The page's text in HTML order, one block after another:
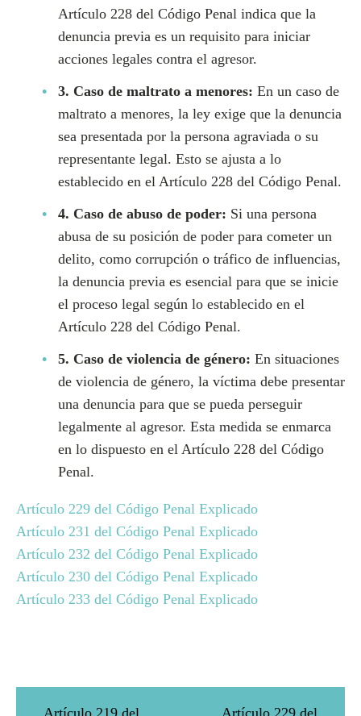
Artículo 228 del Código Penal indica que la
denuncia previa es un requisito para iniciar
acciones legales contra el agresor.
3. Caso de maltrato a menores: En un caso de
maltrato a menores, la ley exige que la denuncia
sea presentada por la persona agraviada o su
representante legal. Esto se ajusta a lo
establecido en el Artículo 228 del Código Penal.
4. Caso de abuso de poder: Si una persona
abusa de su posición de poder para cometer un
delito, como corrupción o tráfico de influencias,
la denuncia previa es esencial para que se inicie
el proceso legal según lo establecido en el
Artículo 228 del Código Penal.
5. Caso de violencia de género: En situaciones
de violencia de género, la víctima debe presentar
una denuncia para que se pueda perseguir
legalmente al agresor. Esta medida se enmarca
en lo dispuesto en el Artículo 228 del Código
Penal.
Artículo 229 del Código Penal Explicado
Artículo 231 del Código Penal Explicado
Artículo 232 del Código Penal Explicado
Artículo 230 del Código Penal Explicado
Artículo 233 del Código Penal Explicado
Artículo 219 del Artículo 229 del